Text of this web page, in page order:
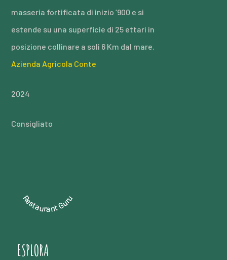
masseria fortificata di inizio ‘900 e si
estende su una superficie di 25 ettari in
posizione collinare a soli 6 Km dal mare.
Azienda Agricola Conte
2024
Consigliato
Restaurant Guru
ESPLORA